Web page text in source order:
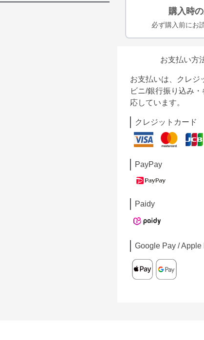
購入時
必ず購入前にお
お支払い方
お支払いは、クレジ
ビニ/銀行振り込み
応しています。
クレジットカード
PayPay
Paidy
Google Pay / Apple